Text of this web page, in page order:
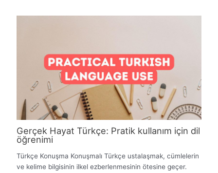
Gerçek Hayat Türkçe: Pratik kullanım için dil
öğrenimi
Türkçe Konuşma Konuşmalı Türkçe ustalaşmak, cümlelerin
ve kelime bilgisinin ilkel ezberlenmesinin ötesine geçer.